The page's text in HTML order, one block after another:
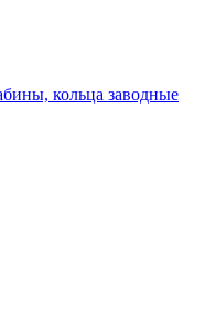
кольца заводные